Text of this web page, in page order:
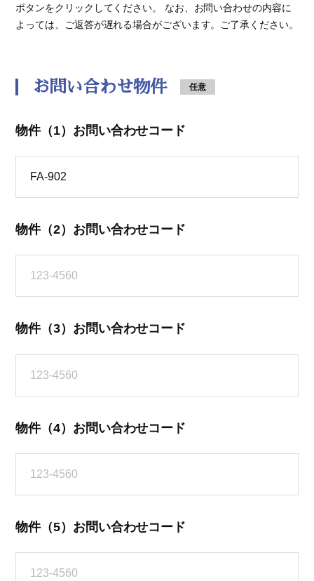
ボタンをクリックしてください。 なお、お問い合わせの内容に
よっては、ご返答が遅れる場合がございます。ご了承ください。
お問い合わせ物件 任意
物件（1）お問い合わせコード
物件（2）お問い合わせコード
物件（3）お問い合わせコード
物件（4）お問い合わせコード
物件（5）お問い合わせコード